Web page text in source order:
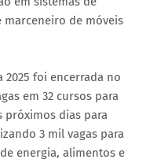
marceneiro de móveis
2025 foi encerrada no
em 32 cursos para
próximos dias para
3 mil vagas para
energia, alimentos e